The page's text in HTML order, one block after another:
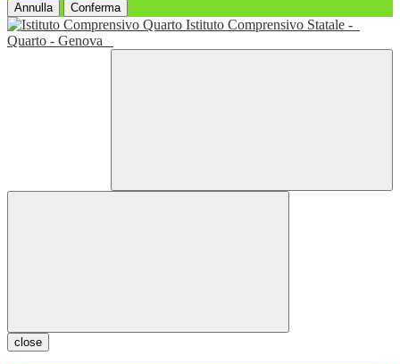
Annulla Conferma
Istituto Comprensivo Statale -
Quarto - Genova
close